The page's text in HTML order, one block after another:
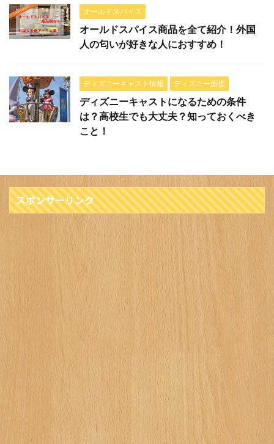
オールドスパイス
オールドスパイス商品を全て紹介！外国
人の匂いが好きな人におすすめ！
ディズニーキャスト情報 ディズニー面接
ディズニーキャストになるための条件
は？高校生でも大丈夫？知っておくべき
こと！
スポンサーリンク